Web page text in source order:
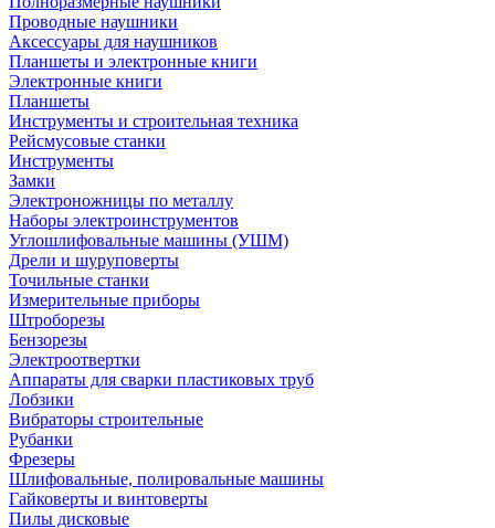
Проводные наушники
Аксессуары для наушников
Планшеты и электронные книги
Электронные книги
Планшеты
Инструменты и строительная техника
Рейсмусовые станки
Инструменты
Замки
Электроножницы по металлу
Наборы электроинструментов
Углошлифовальные машины (УШМ)
Дрели и шуруповерты
Точильные станки
Измерительные приборы
Штроборезы
Бензорезы
Электроотвертки
Аппараты для сварки пластиковых труб
Лобзики
Вибраторы строительные
Рубанки
Фрезеры
Шлифовальные, полировальные машины
Гайковерты и винтоверты
Пилы дисковые